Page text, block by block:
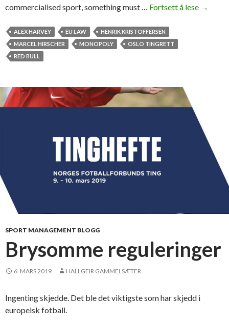
commercialised sport, something must … Fortsett å lese M
c
→
ALEX HARVEY EU LAW
HENRIK KRISTOFFERSEN
MARCEL HIRSCHER
MONOPOLY
OSLO TINGRETT
RED BULL
SPORT MANAGEMENT BLOGG
Brysomme reguleringer
6. MARS 2019 HALLGEIR GAMMELSÆTER
Ingenting skjedde. Det ble det viktigste som har skjedd i
europeisk fotball.